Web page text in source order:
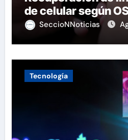
de celular según
SeccioNNoticias
Tecnología